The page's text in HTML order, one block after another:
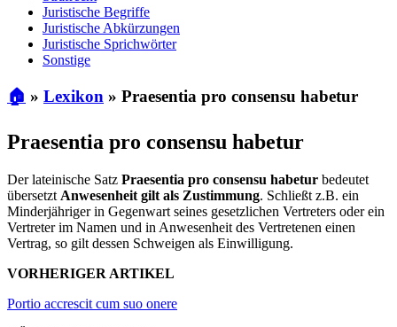
Juristische Begriffe
Juristische Abkürzungen
Juristische Sprichwörter
Sonstige
🏠 » Lexikon » Praesentia pro consensu habetur
Praesentia pro consensu habetur
Der lateinische Satz Praesentia pro consensu habetur bedeutet
übersetzt Anwesenheit gilt als Zustimmung. Schließt z.B. ein
Minderjähriger in Gegenwart seines gesetzlichen Vertreters oder ein
Vertreter im Namen und in Anwesenheit des Vertretenen einen
Vertrag, so gilt dessen Schweigen als Einwilligung.
VORHERIGER ARTIKEL
Portio accrescit cum suo onere